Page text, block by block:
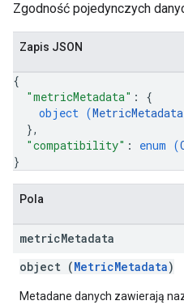
Zgodność pojedynczych
Zapis JSON
{
"metricMetadata" : {
object (MetricMetadata
},
"compatibility" : enum (
}
Pola
metricMetadata
object (MetricMetadata)
Metadane danych zawierają